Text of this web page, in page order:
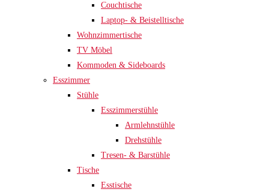
Couchtische
Laptop- & Beistelltische
Wohnzimmertische
TV Möbel
Kommoden & Sideboards
Esszimmer
Stühle
Esszimmerstühle
Armlehnstühle
Drehstühle
Tresen- & Barstühle
Tische
Esstische